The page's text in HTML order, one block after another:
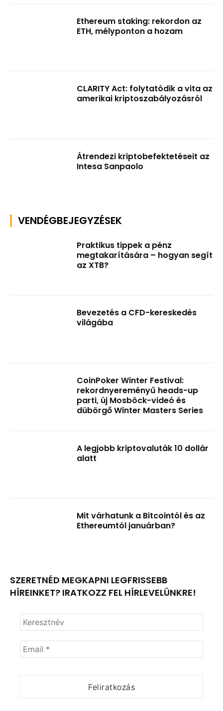
Ethereum staking: rekordon az
ETH, mélyponton a hozam
CLARITY Act: folytatódik a vita az
amerikai kriptoszabályozásról
Átrendezi kriptobefektetéseit az
Intesa Sanpaolo
VENDÉGBEJEGYZÉSEK
Praktikus tippek a pénz
megtakarítására – hogyan segít
az XTB?
Bevezetés a CFD-kereskedés
világába
CoinPoker Winter Festival:
rekordnyereményű heads-up
parti, új Mosböck-videó és
dübörgő Winter Masters Series
A legjobb kriptovaluták 10 dollár
alatt
Mit várhatunk a Bitcointól és az
Ethereumtól januárban?
SZERETNÉD MEGKAPNI LEGFRISSEBB
HÍREINKET? IRATKOZZ FEL HÍRLEVELÜNKRE!